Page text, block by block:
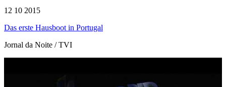
12 10 2015
Das erste Hausboot in Portugal
Jornal da Noite / TVI